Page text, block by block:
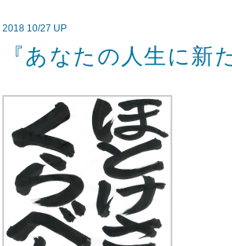
2018 10/27 UP
『あなたの人生に